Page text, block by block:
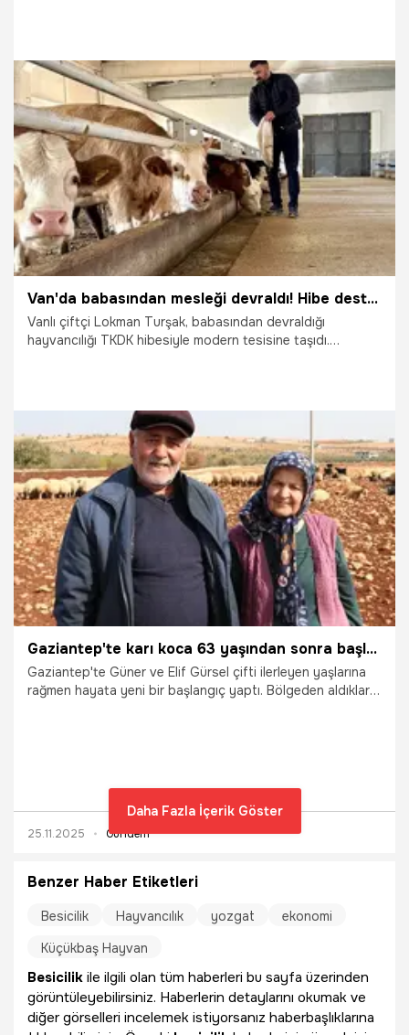
sağlıyor.
21.12.2025 Elazığ
Van'da babasından mesleği devraldı! Hibe desteğiyle modern tesis kurup işini büyüttü
Vanlı çiftçi Lokman Turşak, babasından devraldığı
hayvancılığı TKDK hibesiyle modern tesisine taşıdı.
27.11.2025 Van
Gaziantep'te karı koca 63 yaşından sonra başladı! 1 günde 2 katına çıkardılar
Gaziantep'te Güner ve Elif Gürsel çifti ilerleyen yaşlarına
rağmen hayata yeni bir başlangıç yaptı. Bölgeden aldıkları
25.11.2025 Gündem
Daha Fazla İçerik Göster
Benzer Haber Etiketleri
Besicilik Hayvancılık yozgat
ekonomi
Küçükbaş Hayvan
Besicilik ile ilgili olan tüm haberleri bu sayfa üzerinden
görüntüleyebilirsiniz. Haberlerin detaylarını okumak ve
diğer görselleri incelemek istiyorsanız haberbaşlıklarına